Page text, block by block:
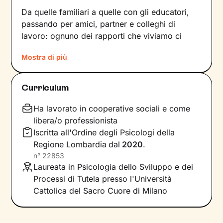
Da quelle familiari a quelle con gli educatori,
passando per amici, partner e colleghi di
lavoro: ognuno dei rapporti che viviamo ci
dinamiche che abbiamo sperimentato fino a
quel momento. Anche leemozioniche
proviamo e i
cresciuti.
Per superare momenti difficili e raggiungere un
maggiore benessere bisogna comprendere
quali siano gli elementi che non ci
rappresentano più e quali ibisogni
insoddisfatti su cui lavorare . In base a questo
si vanno a individuare lerisorsenecessarie per
Mostra di più
Curriculum
Ha lavorato in cooperative sociali e come
libera/o professionista
Iscritta all'Ordine degli Psicologi della
Regione Lombardia dal 2020.
n° 22853
Laureata in Psicologia dello Sviluppo e dei
Processi di Tutela presso l'Università
Cattolica del Sacro Cuore di Milano